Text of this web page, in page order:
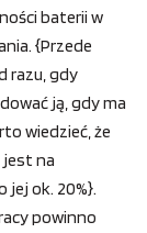
baterii w
{Przede
razu, gdy
ją, gdy ma
wiedzieć, że
jest na
jej ok. 20%}.
powinno